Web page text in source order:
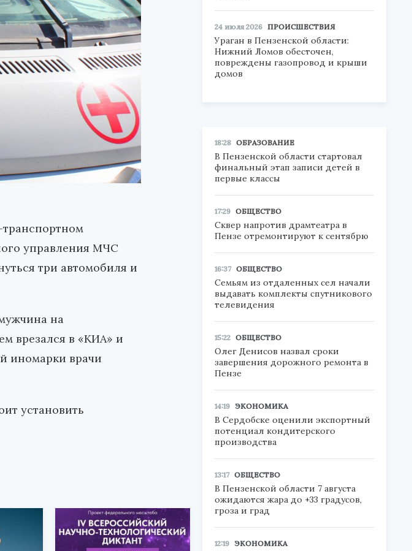
транспортном
управления МЧС
три автомобиля и
на
врезался в «КИА» и
иномарки врачи
установить
24 июля 2026 ПРОИСШЕСТВИЯ
Ураган в Пензенской области:
Нижний Ломов обесточен,
повреждены газопровод и крыши
домов
18:28 ОБРАЗОВАНИЕ
В Пензенской области стартовал
финальный этап записи детей в
первые классы
17:29 ОБЩЕСТВО
Сквер напротив драмтеатра в
Пензе отремонтируют к сентябрю
16:37 ОБЩЕСТВО
Семьям из отдаленных сел начали
выдавать комплекты спутникового
телевидения
15:22 ОБЩЕСТВО
Олег Денисов назвал сроки
завершения дорожного ремонта в
Пензе
14:19 ЭКОНОМИКА
В Сердобске оценили экспортный
потенциал кондитерского
производства
13:17 ОБЩЕСТВО
В Пензенской области 7 августа
ожидаются жара до +33 градусов,
гроза и град
12:19 ЭКОНОМИКА